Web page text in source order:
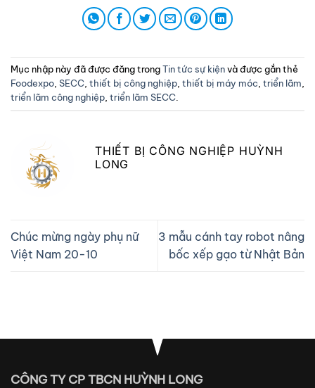
Mục nhập này đã được đăng trongTin tức sự kiệnvà được gắn thẻ
Foodexpo SECC thiết bị công nghiệp thiết bị máy móc triển lãm
triển lãm công nghiệp triển lãm SECC
THIẾT BỊ CÔNG NGHIỆP HUỲNH
LONG
Chúc mừng ngày phụ nữ
Việt Nam 20-10
3 mẫu cánh tay robot nâng
bốc xếp gạo từ Nhật Bản
CÔNG TY CP TBCN HUỲNH LONG